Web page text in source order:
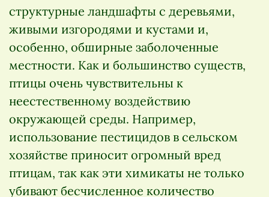
структурные ландшафты с деревьями,
живыми изгородями и кустами и,
особенно, обширные заболоченные
местности. Как и большинство существ,
птицы очень чувствительны к
неестественному воздействию
окружающей среды. Например,
использование пестицидов в сельском
хозяйстве приносит огромный вред
птицам, так как эти химикаты не только
убивают бесчисленное количество